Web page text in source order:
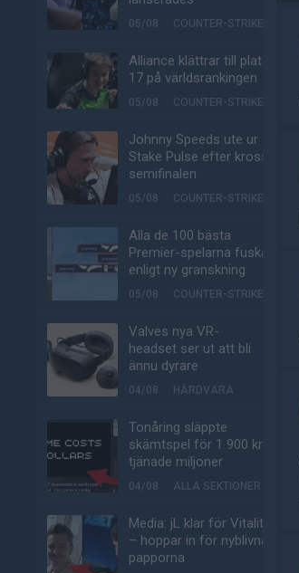
05/08 COUNTER-STRIKE
Alliance klättrar till plats
17 på världsrankingen
05/08 COUNTER-STRIKE
Johnny Speeds ute ur
Stake Pulse efter kross i
semifinalen
05/08 COUNTER-STRIKE
Alla de 100 bästa
Premier-spelarna fuskar
enligt ny granskning
05/08 COUNTER-STRIKE
Valves nya VR-
headset ser ut att bli
ännu dyrare
04/08 HÅRDVARA
Tonåring släppte
skämtspel för 1 900 kr –
tjänade miljoner
04/08 ALLA SEKTIONER
Media: jL klar för Vitality
– hoppar in för nyblivna
papporna